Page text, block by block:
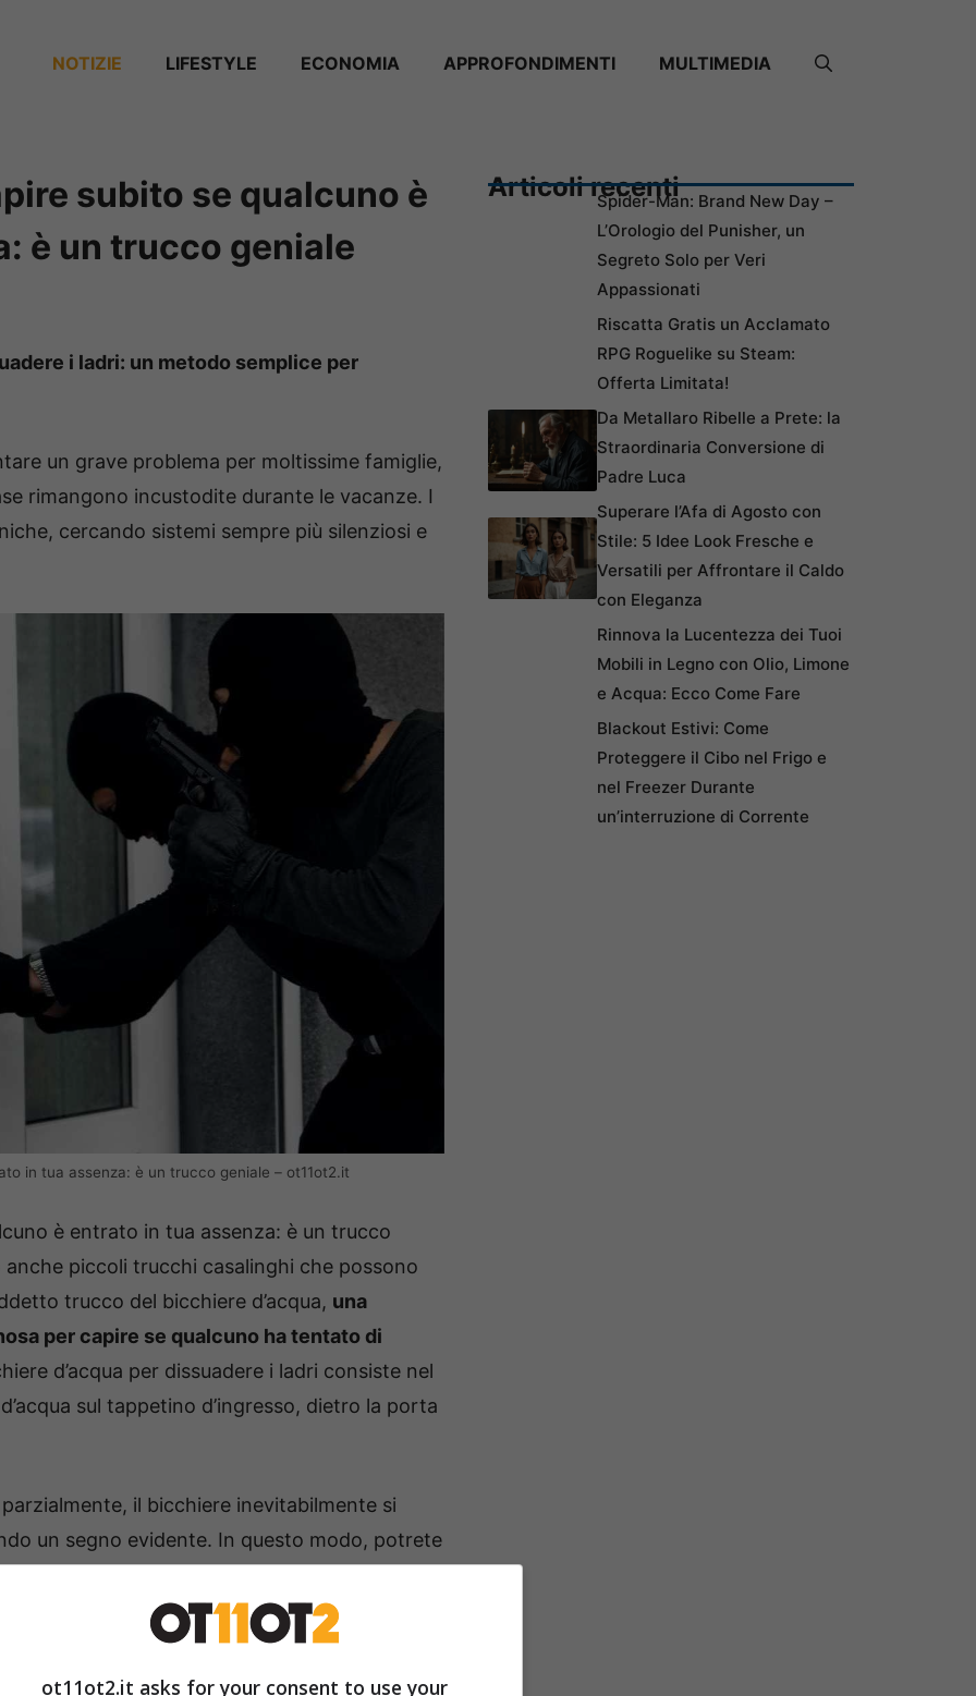
NOTIZIE ⁠⁠LIFESTYLE ECONOMIA APPROFONDIMENTI MULTIMEDIA
subito se qualcuno è
è un trucco geniale
i ladri: un metodo semplice per
un grave problema per moltissime famiglie,
rimangono incustodite durante le vacanze. I
cercando sistemi sempre più silenziosi e
in tua assenza: è un trucco geniale – ot11ot2.it
è entrato in tua assenza: è un trucco
piccoli trucchi casalinghi che possono
trucco del bicchiere d’acqua, una
per capire se qualcuno ha tentato di
d’acqua per dissuadere i ladri consiste nel
sul tappetino d’ingresso, dietro la porta
il bicchiere inevitabilmente si
un segno evidente. In questo modo, potrete
se il ladro non ha lasciato altri segni visibili.
molto utile soprattutto quando si lascia la casa
Articoli recentiSpider-Man: Brand New Day –
L’Orologio del Punisher, un
Segreto Solo per Veri
Appassionati
Riscatta Gratis un Acclamato
RPG Roguelike su Steam:
Offerta Limitata!
Da Metallaro Ribelle a Prete: la
Straordinaria Conversione di
Padre Luca
Superare l’Afa di Agosto con
Stile: 5 Idee Look Fresche e
Versatili per Affrontare il Caldo
con Eleganza
Rinnova la Lucentezza dei Tuoi
Mobili in Legno con Olio, Limone
e Acqua: Ecco Come Fare
Blackout Estivi: Come
Proteggere il Cibo nel Frigo e
nel Freezer Durante
un’interruzione di Corrente
ot11ot2.it asks for your consent to use your